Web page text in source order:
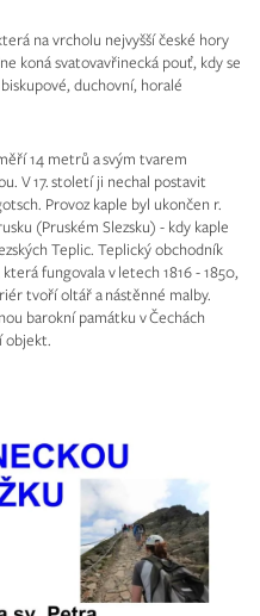
na vrcholu nejvyšší české hory
koná svatovavřinecká pouť, kdy se
duchovní, horalé
14 metrů a svým tvarem
V 17. století ji nechal postavit
Provoz kaple byl ukončen r.
(Pruském Slezsku) - kdy kaple
Teplic. Teplický obchodník
fungovala v letech 1816 - 1850,
tvoří oltář a nástěnné malby.
barokní památku v Čechách
objekt.